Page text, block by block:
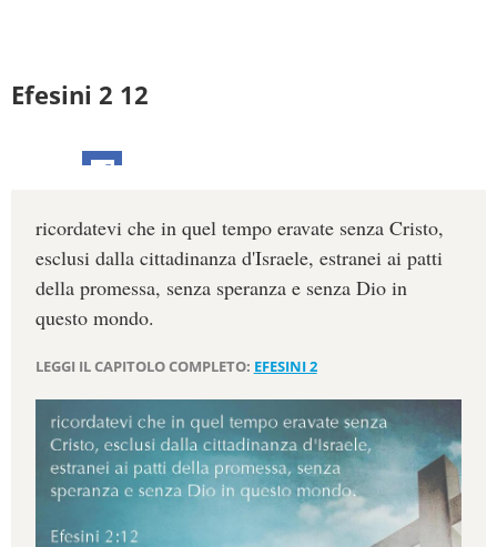
Efesini 2 12
ricordatevi che in quel tempo eravate senza Cristo,
esclusi dalla cittadinanza d'Israele, estranei ai patti
della promessa, senza speranza e senza Dio in
questo mondo.
LEGGI IL CAPITOLO COMPLETO: EFESINI 2